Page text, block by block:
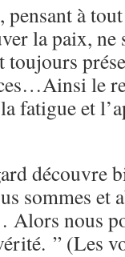
à
la paix, ne
le
fatigue et
découvre
sommes et
Alors nous
” (Les